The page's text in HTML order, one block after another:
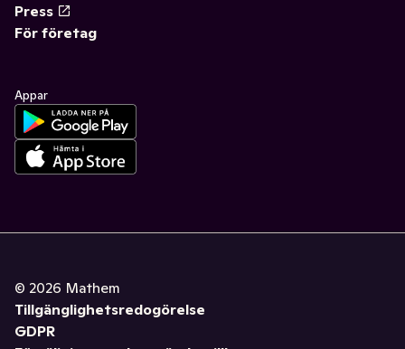
Press
För företag
Appar
© 2026 Mathem
Tillgänglighetsredogörelse
GDPR